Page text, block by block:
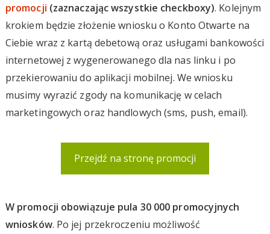
promocji (zaznaczając wszystkie checkboxy). Kolejnym
krokiem będzie złożenie wniosku o Konto Otwarte na
Ciebie wraz z kartą debetową oraz usługami bankowości
internetowej z wygenerowanego dla nas linku i po
przekierowaniu do aplikacji mobilnej. We wniosku
musimy wyrazić zgody na komunikację w celach
marketingowych oraz handlowych (sms, push, email).
Przejdź na stronę promocji
W promocji obowiązuje pula 30 000 promocyjnych
wniosków. Po jej przekroczeniu możliwość